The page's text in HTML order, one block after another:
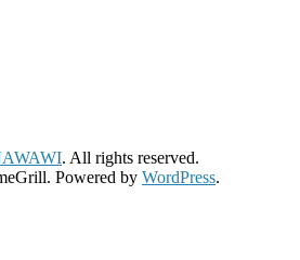
. All rights reserved.
Powered by WordPress.